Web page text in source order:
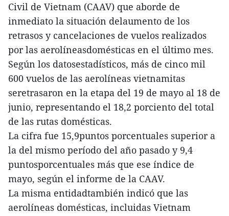
Civil de Vietnam (CAAV) que aborde de
inmediato la situación delaumento de los
retrasos y cancelaciones de vuelos realizados
por las aerolíneasdomésticas en el último mes.
Según los datosestadísticos, más de cinco mil
600 vuelos de las aerolíneas vietnamitas
seretrasaron en la etapa del 19 de mayo al 18 de
junio, representando el 18,2 porciento del total
de las rutas domésticas.
La cifra fue 15,9puntos porcentuales superior a
la del mismo período del año pasado y 9,4
puntosporcentuales más que ese índice de
mayo, según el informe de la CAAV.
La misma entidadtambién indicó que las
aerolíneas domésticas, incluidas Vietnam